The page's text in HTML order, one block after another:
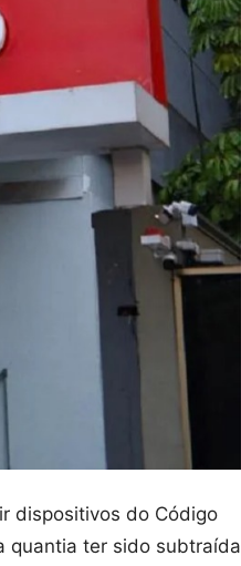
dispositivos do Código
quantia ter sido subtraída